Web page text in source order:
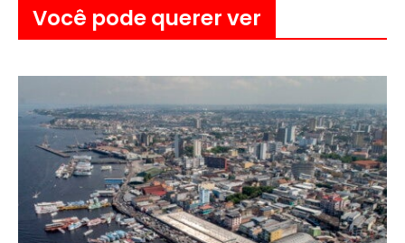
Você pode querer ver